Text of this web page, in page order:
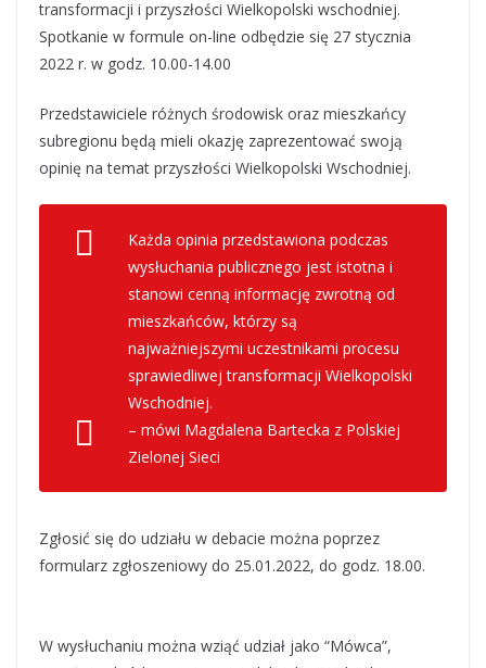
transformacji i przyszłości Wielkopolski wschodniej.
Spotkanie w formule on-line odbędzie się 27 stycznia
2022 r. w godz. 10.00-14.00
Przedstawiciele różnych środowisk oraz mieszkańcy
subregionu będą mieli okazję zaprezentować swoją
opinię na temat przyszłości Wielkopolski Wschodniej.
Każda opinia przedstawiona podczas
wysłuchania publicznego jest istotna i
stanowi cenną informację zwrotną od
mieszkańców, którzy są
najważniejszymi uczestnikami procesu
sprawiedliwej transformacji Wielkopolski
Wschodniej.
– mówi Magdalena Bartecka z Polskiej
Zielonej Sieci
Zgłosić się do udziału w debacie można poprzez
formularz zgłoszeniowy do 25.01.2022, do godz. 18.00.
W wysłuchaniu można wziąć udział jako “Mówca”,